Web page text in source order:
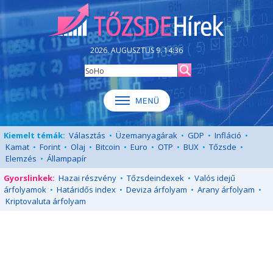
2026. AUGUSZTUS 9. 14:36
Kiemelt témák: Választás • Üzemanyagárak • GDP • Infláció •
Kamat • Forint • Olaj • Bitcoin • Euro • OTP • BUX • Tőzsde •
Elemzés • Állampapír
Gyorslinkek: Hazai részvény • Tőzsdeindexek • Valós idejű
árfolyamok • Határidős index • Deviza árfolyam • Arany árfolyam •
Kriptovaluta árfolyam